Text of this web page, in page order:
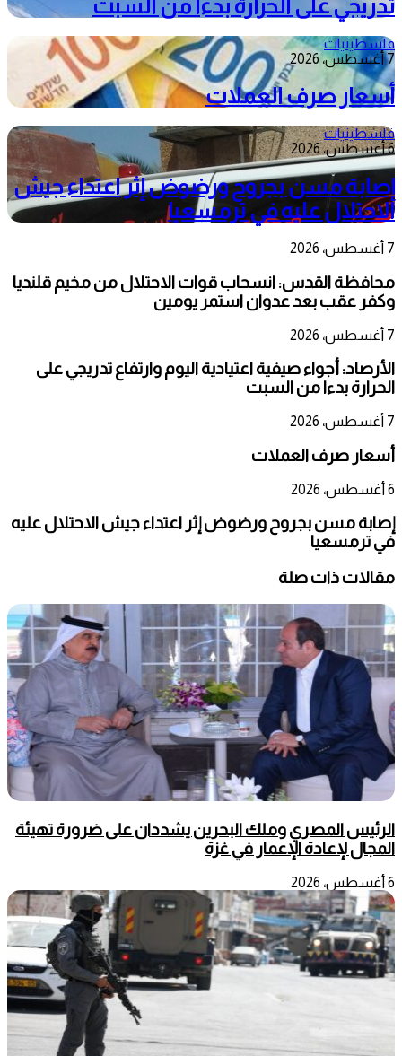
تدريجي على الحرارة بدءا من السبت
فلسطينيات
7 أغسطس، 2026
أسعار صرف العملات
فلسطينيات
6 أغسطس، 2026
إصابة مسن بجروح ورضوض إثر اعتداء جيش
الاحتلال عليه في ترمسعيا
7 أغسطس، 2026
محافظة القدس: انسحاب قوات الاحتلال من مخيم قلنديا
وكفر عقب بعد عدوان استمر يومين
7 أغسطس، 2026
الأرصاد: أجواء صيفية اعتيادية اليوم وارتفاع تدريجي على
الحرارة بدءا من السبت
7 أغسطس، 2026
أسعار صرف العملات
6 أغسطس، 2026
إصابة مسن بجروح ورضوض إثر اعتداء جيش الاحتلال عليه
في ترمسعيا
مقالات ذات صلة
الرئيس المصري وملك البحرين يشددان على ضرورة تهيئة
المجال لإعادة الإعمار في غزة
6 أغسطس، 2026